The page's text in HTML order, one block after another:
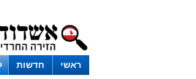
ראשי חדשות